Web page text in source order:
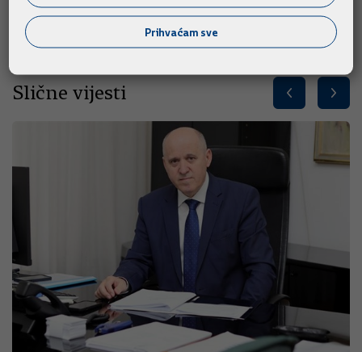
Intervju predsjednika Vlade Republike Hrvatske možete
pogledati na
Slične vijesti
Prihvaćam sve